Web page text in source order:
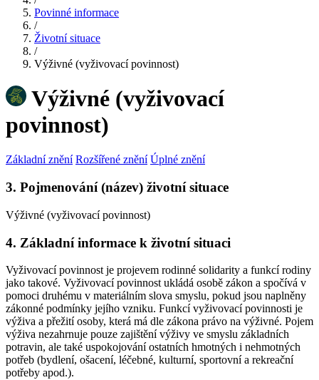
Povinné informace
/
Životní situace
/
Výživné (vyživovací povinnost)
Výživné (vyživovací
povinnost)
Základní znění Rozšířené znění Úplné znění
3. Pojmenování (název) životní situace
Výživné (vyživovací povinnost)
4. Základní informace k životní situaci
Vyživovací povinnost je projevem rodinné solidarity a funkcí rodiny
jako takové. Vyživovací povinnost ukládá osobě zákon a spočívá v
pomoci druhému v materiálním slova smyslu, pokud jsou naplněny
zákonné podmínky jejího vzniku. Funkcí vyživovací povinnosti je
výživa a přežití osoby, která má dle zákona právo na výživné. Pojem
výživa nezahrnuje pouze zajištění výživy ve smyslu základních
potravin, ale také uspokojování ostatních hmotných i nehmotných
potřeb (bydlení, ošacení, léčebné, kulturní, sportovní a rekreační
potřeby apod.).